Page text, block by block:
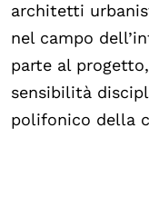
architetti
nel campo
parte al
sensibilità
polifonico della